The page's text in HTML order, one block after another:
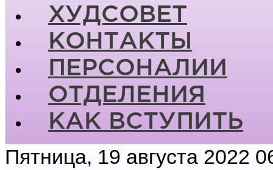
ХУДСОВЕТ
КОНТАКТЫ
ПЕРСОНАЛИИ
ОТДЕЛЕНИЯ
КАК ВСТУПИТЬ
Пятница, 19 августа 2022